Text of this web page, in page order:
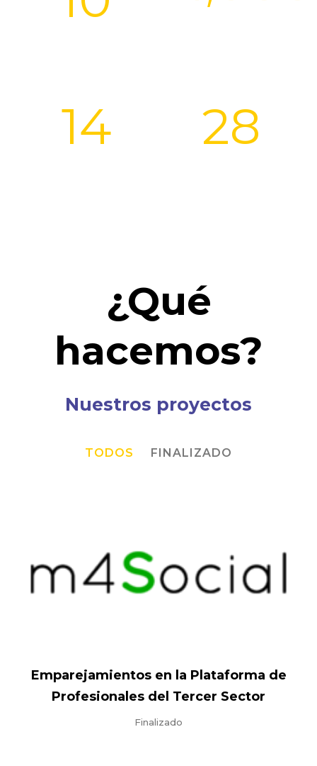
14 28
¿Qué
hacemos?
Nuestros proyectos
TODOS FINALIZADO
Emparejamientos en la Plataforma de
Profesionales del Tercer Sector
Finalizado